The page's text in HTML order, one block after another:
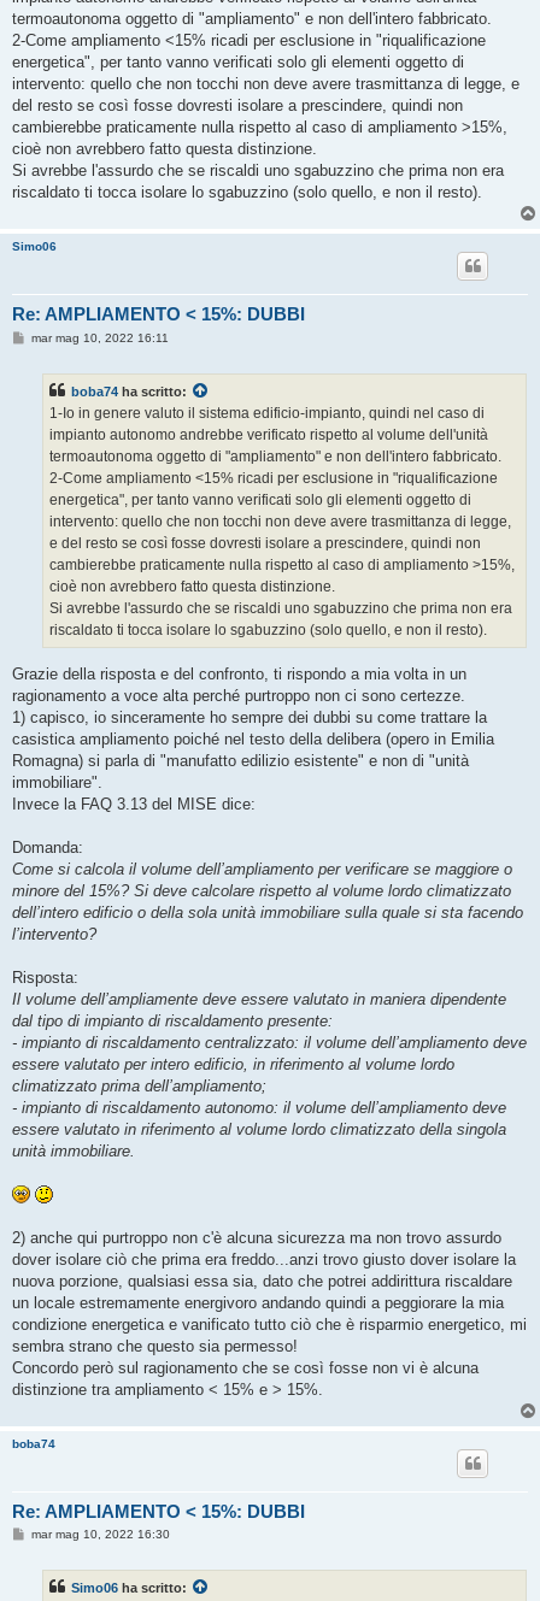
termoautonoma oggetto di "ampliamento" e non dell'intero fabbricato.
2-Come ampliamento <15% ricadi per esclusione in "riqualificazione
energetica", per tanto vanno verificati solo gli elementi oggetto di
intervento: quello che non tocchi non deve avere trasmittanza di legge, e
del resto se così fosse dovresti isolare a prescindere, quindi non
cambierebbe praticamente nulla rispetto al caso di ampliamento >15%,
cioè non avrebbero fatto questa distinzione.
Si avrebbe l'assurdo che se riscaldi uno sgabuzzino che prima non era
riscaldato ti tocca isolare lo sgabuzzino (solo quello, e non il resto).
Simo06
Re: AMPLIAMENTO < 15%: DUBBI
Mmar mag 10, 2022 16:11
boba74 ha scritto:
1-Io in genere valuto il sistema edificio-impianto, quindi nel caso di
impianto autonomo andrebbe verificato rispetto al volume dell'unità
termoautonoma oggetto di "ampliamento" e non dell'intero fabbricato.
2-Come ampliamento <15% ricadi per esclusione in "riqualificazione
energetica", per tanto vanno verificati solo gli elementi oggetto di
intervento: quello che non tocchi non deve avere trasmittanza di legge,
e del resto se così fosse dovresti isolare a prescindere, quindi non
cambierebbe praticamente nulla rispetto al caso di ampliamento >15%,
cioè non avrebbero fatto questa distinzione.
Si avrebbe l'assurdo che se riscaldi uno sgabuzzino che prima non era
riscaldato ti tocca isolare lo sgabuzzino (solo quello, e non il resto).
Grazie della risposta e del confronto, ti rispondo a mia volta in un
ragionamento a voce alta perché purtroppo non ci sono certezze.
1) capisco, io sinceramente ho sempre dei dubbi su come trattare la
casistica ampliamento poiché nel testo della delibera (opero in Emilia
Romagna) si parla di "manufatto edilizio esistente" e non di "unità
immobiliare".
Invece la FAQ 3.13 del MISE dice:
Domanda:
Come si calcola il volume dell’ampliamento per verificare se maggiore o
minore del 15%? Si deve calcolare rispetto al volume lordo climatizzato
dell’intero edificio o della sola unità immobiliare sulla quale si sta facendo
l’intervento?
Risposta:
Il volume dell’ampliamente deve essere valutato in maniera dipendente
dal tipo di impianto di riscaldamento presente:
- impianto di riscaldamento centralizzato: il volume dell’ampliamento deve
essere valutato per intero edificio, in riferimento al volume lordo
climatizzato prima dell’ampliamento;
- impianto di riscaldamento autonomo: il volume dell’ampliamento deve
essere valutato in riferimento al volume lordo climatizzato della singola
unità immobiliare.
2) anche qui purtroppo non c'è alcuna sicurezza ma non trovo assurdo
dover isolare ciò che prima era freddo...anzi trovo giusto dover isolare la
nuova porzione, qualsiasi essa sia, dato che potrei addirittura riscaldare
un locale estremamente energivoro andando quindi a peggiorare la mia
condizione energetica e vanificato tutto ciò che è risparmio energetico, mi
sembra strano che questo sia permesso!
Concordo però sul ragionamento che se così fosse non vi è alcuna
distinzione tra ampliamento < 15% e > 15%.
boba74
Re: AMPLIAMENTO < 15%: DUBBI
Mmar mag 10, 2022 16:30
Simo06 ha scritto: